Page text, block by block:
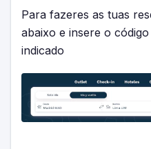
Para fazeres as tuas
abaixo e insere o código
indicado